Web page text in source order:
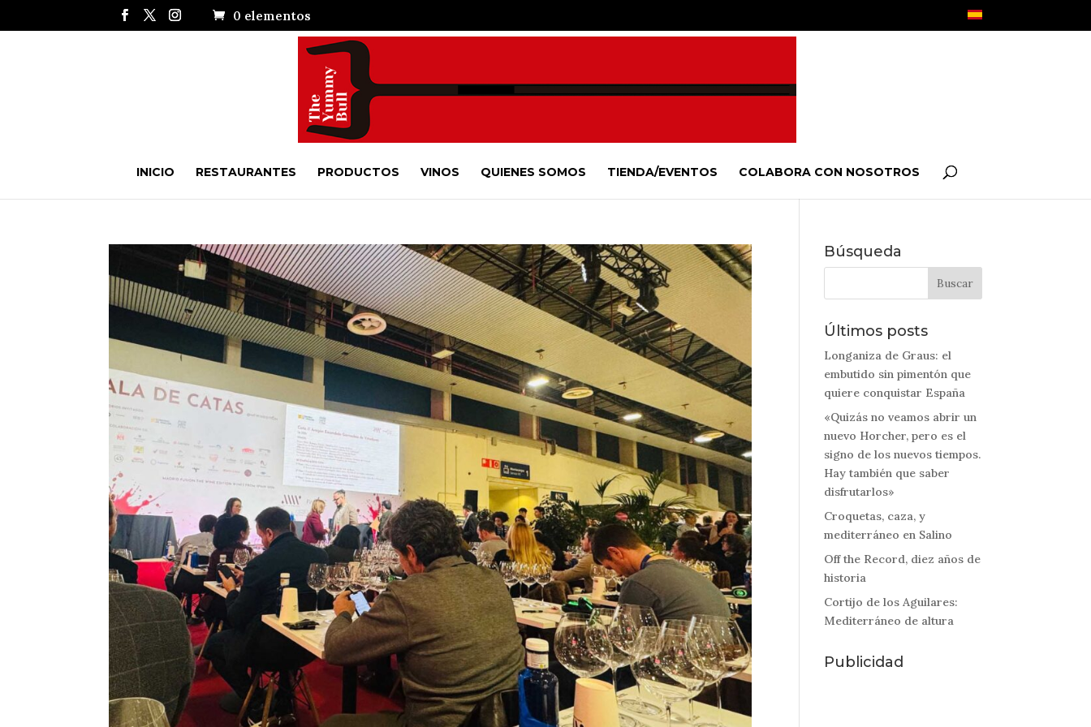
0 elementos
INICIO RESTAURANTES PRODUCTOS VINOS QUIENES SOMOS TIENDA/EVENTOS COLABORA CON NOSOTROS
Búsqueda
Últimos posts
Longaniza de Graus: el
embutido sin pimentón que
quiere conquistar España
«Quizás no veamos abrir un
nuevo Horcher, pero es el
signo de los nuevos tiempos.
Hay también que saber
disfrutarlos»
Croquetas, caza, y
mediterráneo en Salino
Off the Record, diez años de
historia
Cortijo de los Aguilares:
Mediterráneo de altura
Publicidad